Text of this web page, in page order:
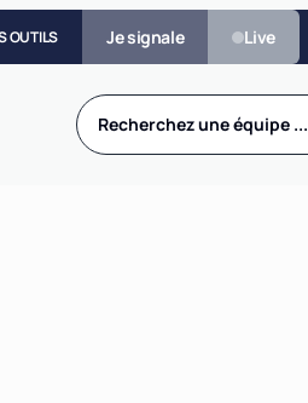
OUTILS Je signale Live
Recherchez une équipe ...